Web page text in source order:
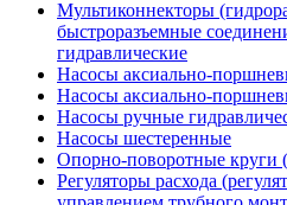
Мультиконнекторы
быстроразъемные
гидравлические
Насосы аксиально-
Насосы аксиально-
Насосы ручные
Насосы шестеренные
Опорно-поворотные
Регуляторы расхода